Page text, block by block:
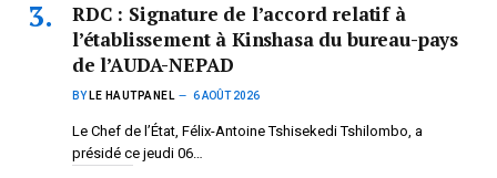
RDC : Signature de l’accord relatif à
l’établissement à Kinshasa du bureau-pays
de l’AUDA-NEPAD
BY LE HAUTPANEL 6 AOÛT 2026
Le Chef de l’État, Félix-Antoine Tshisekedi Tshilombo, a
présidé ce jeudi 06…